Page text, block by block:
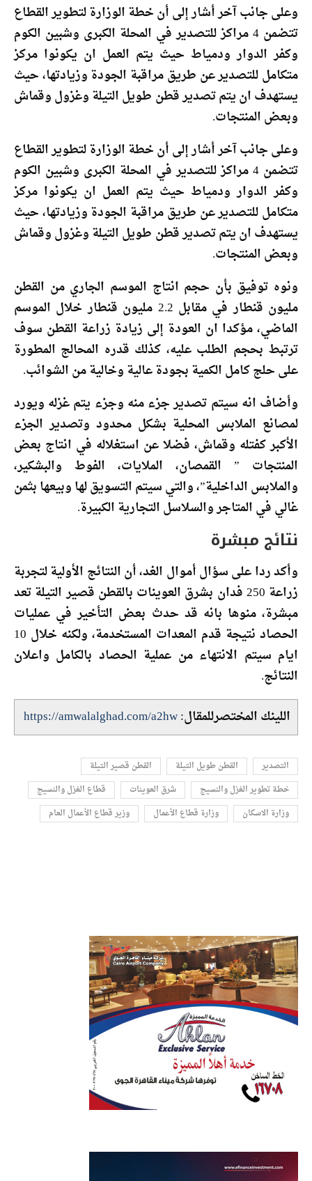
وعلى جانب آخر أشار إلى أن خطة الوزارة لتطوير القطاع
تتضمن 4 مراكز للتصدير في المحلة الكبرى وشبين الكوم
وكفر الدوار ودمياط حيث يتم العمل ان يكونوا مركز
متكامل للتصدير عن طريق مراقبة الجودة وزيادتها، حيث
يستهدف ان يتم تصدير قطن طويل التيلة وغزول وقماش
وبعض المنتجات.
وعلى جانب آخر أشار إلى أن خطة الوزارة لتطوير القطاع
تتضمن 4 مراكز للتصدير في المحلة الكبرى وشبين الكوم
وكفر الدوار ودمياط حيث يتم العمل ان يكونوا مركز
متكامل للتصدير عن طريق مراقبة الجودة وزيادتها، حيث
يستهدف ان يتم تصدير قطن طويل التيلة وغزول وقماش
وبعض المنتجات.
ونوه توفيق بأن حجم انتاج الموسم الجاري من القطن
مليون قنطار في مقابل 2.2 مليون قنطار خلال الموسم
الماضي، مؤكدا ان العودة إلى زيادة زراعة القطن سوف
ترتبط بحجم الطلب عليه، كذلك قدره المحالج المطورة
على حلج كامل الكمية بجودة عالية وخالية من الشوائب.
وأضاف انه سيتم تصدير جزء منه وجزء يتم غزله ويورد
لمصانع الملابس المحلية بشكل محدود وتصدير الجزء
الأكبر كفتله وقماش، فضلا عن استغلاله في انتاج بعض
المنتجات ” القمصان، الملايات، الفوط والبشكير،
والملابس الداخلية”، والتي سيتم التسويق لها وبيعها بثمن
غالي في المتاجر والسلاسل التجارية الكبيرة.
نتائج مبشرة
وأكد ردا على سؤال أموال الغد، أن النتائج الأولية لتجربة
زراعة 250 فدان بشرق العوينات بالقطن قصير التيلة تعد
مبشرة، منوها بانه قد حدث بعض التأخير في عمليات
الحصاد نتيجة قدم المعدات المستخدمة، ولكنه خلال 10
ايام سيتم الانتهاء من عملية الحصاد بالكامل واعلان
النتائج.
اللينك المختصرللمقال:https://amwalalghad.com/a2hw
التصدير القطن طويل التيلة
القطن قصير التيلة
خطة تطوير الغزل والنسيج
شرق العوينات
قطاع الغزل والنسيج
وزارة الاسكان
وزارة قطاع الأعمال وزير قطاع الأعمال العام